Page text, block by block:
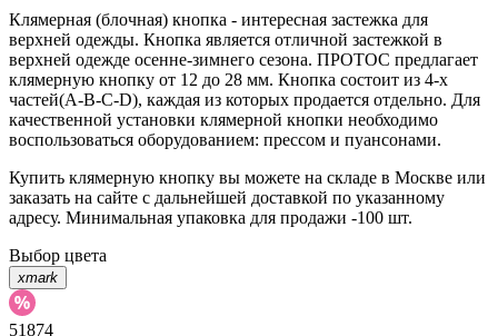
Клямерная (блочная) кнопка - интересная застежка для
верхней одежды. Кнопка является отличной застежкой в
верхней одежде осенне-зимнего сезона. ПРОТОС предлагает
клямерную кнопку от 12 до 28 мм. Кнопка состоит из 4-х
частей(А-В-С-D), каждая из которых продается отдельно. Для
качественной установки клямерной кнопки необходимо
воспользоваться оборудованием: прессом и пуансонами.
Купить клямерную кнопку вы можете на складе в Москве или
заказать на сайте с дальнейшей доставкой по указанному
адресу. Минимальная упаковка для продажи -100 шт.
Выбор цвета
xmark
51874